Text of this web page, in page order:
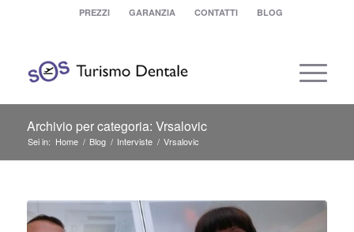
PREZZI GARANZIA CONTATTI BLOG
Archivio per categoria: Vrsalovic
Sei in: Home / Blog / Interviste / Vrsalovic